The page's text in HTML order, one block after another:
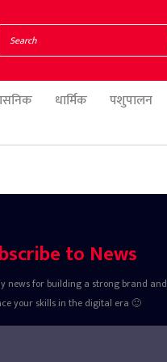
धार्मिक
पशुपालन
to News
news for building a strong brand and
your skills in the digital era 🙂